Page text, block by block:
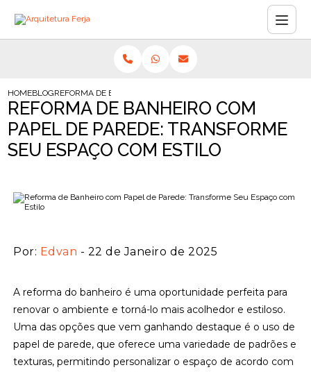
HOMEBLOGREFORMA DE BANHEIRO COM PAPEL DE PAREDE: TRANSFORME
REFORMA DE BANHEIRO COM
PAPEL DE PAREDE: TRANSFORME
SEU ESPAÇO COM ESTILO
Por: Edvan - 22 de Janeiro de 2025
A reforma do banheiro é uma oportunidade perfeita para
renovar o ambiente e torná-lo mais acolhedor e estiloso.
Uma das opções que vem ganhando destaque é o uso de
papel de parede, que oferece uma variedade de padrões e
texturas, permitindo personalizar o espaço de acordo com